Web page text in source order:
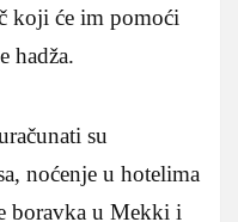
koji će im pomoći
hadža.
su
noćenje u hotelima
boravka u Mekki i